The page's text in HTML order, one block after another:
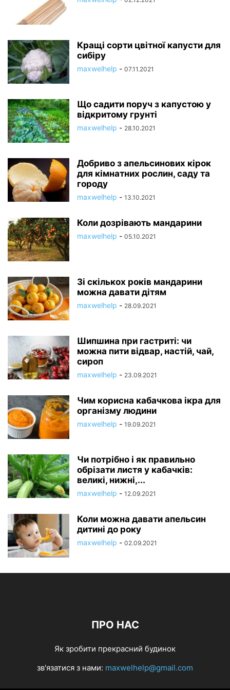
Кращі сорти цвітної капусти для
сибіру
maxwelhelp - 07.11.2021
Що садити поруч з капустою у
відкритому грунті
maxwelhelp - 28.10.2021
Добриво з апельсинових кірок
для кімнатних рослин, саду та
городу
maxwelhelp - 13.10.2021
Коли дозрівають мандарини
maxwelhelp - 05.10.2021
Зі скількох років мандарини
можна давати дітям
maxwelhelp - 28.09.2021
Шипшина при гастриті: чи
можна пити відвар, настій, чай,
сироп
maxwelhelp - 23.09.2021
Чим корисна кабачкова ікра для
організму людини
maxwelhelp - 19.09.2021
Чи потрібно і як правильно
обрізати листя у кабачків:
великі, нижні,...
maxwelhelp - 12.09.2021
Коли можна давати апельсин
дитині до року
maxwelhelp - 02.09.2021
ПРО НАС
Як зробити прекрасний будинок
зв'язатися з нами: maxwelhelp@gmail.com